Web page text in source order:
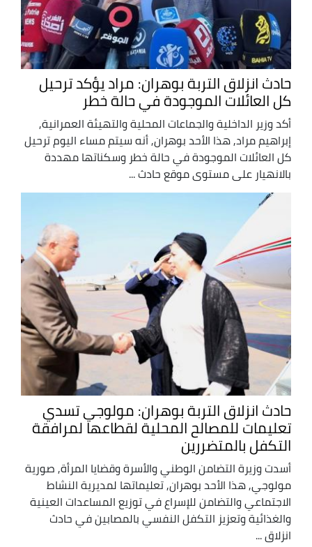
حادث انزلاق التربة بوهران: مراد يؤكد ترحيل
كل العائلات الموجودة في حالة خطر
أكد وزير الداخلية والجماعات المحلية والتهيئة العمرانية,
إبراهيم مراد, هذا الأحد بوهران, أنه سيتم مساء اليوم ترحيل
كل العائلات الموجودة في حالة خطر وسكناتها مهددة
بالانهيار على مستوى موقع حادث ...
حادث انزلاق التربة بوهران: مولوجي تسدي
تعليمات للمصالح المحلية لقطاعها لمرافقة
التكفل بالمتضررين
أسدت وزيرة التضامن الوطني والأسرة وقضايا المرأة, صورية
مولوجي, هذا الأحد بوهران, تعليماتها لمديرية النشاط
الاجتماعي والتضامن للإسراع في توزيع المساعدات العينية
والغذائية وتعزيز التكفل النفسي بالمصابين في حادث
انزلاق ...